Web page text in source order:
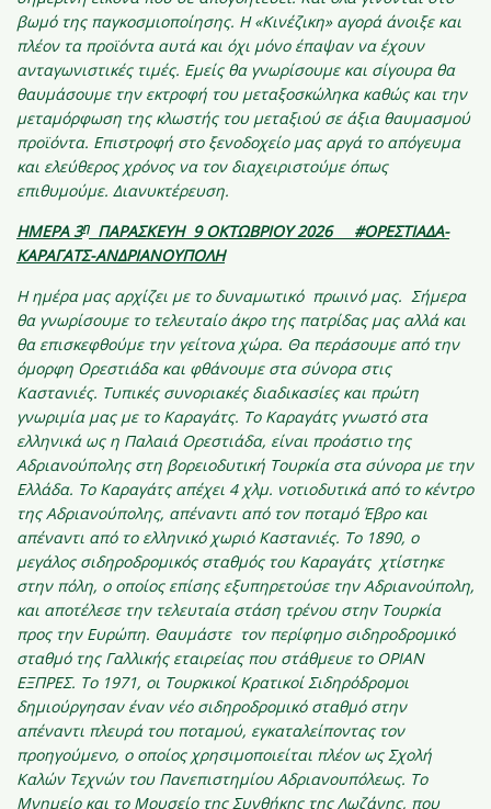
βωμό της παγκοσμιοποίησης. Η «Κινέζικη» αγορά άνοιξε και
πλέον τα προϊόντα αυτά και όχι μόνο έπαψαν να έχουν
ανταγωνιστικές τιμές. Εμείς θα γνωρίσουμε και σίγουρα θα
θαυμάσουμε την εκτροφή του μεταξοσκώληκα καθώς και την
μεταμόρφωση της κλωστής του μεταξιού σε άξια θαυμασμού
προϊόντα. Επιστροφή στο ξενοδοχείο μας αργά το απόγευμα
και ελεύθερος χρόνος να τον διαχειριστούμε όπως
επιθυμούμε. Διανυκτέρευση.
ΗΜΕΡΑ 3ηΠΑΡΑΣΚΕΥΗ 9 ΟΚΤΩΒΡΙΟΥ 2026 #ΟΡΕΣΤΙΑΔΑ-
ΚΑΡΑΓΑΤΣ-ΑΝΔΡΙΑΝΟΥΠΟΛΗ
Η ημέρα μας αρχίζει με το δυναμωτικό πρωινό μας. Σήμερα
θα γνωρίσουμε το τελευταίο άκρο της πατρίδας μας αλλά και
θα επισκεφθούμε την γείτονα χώρα. Θα περάσουμε από την
όμορφη Ορεστιάδα και φθάνουμε στα σύνορα στις
Καστανιές. Τυπικές συνοριακές διαδικασίες και πρώτη
γνωριμία μας με το Καραγάτς. Το Καραγάτς γνωστό στα
ελληνικά ως η Παλαιά Ορεστιάδα, είναι προάστιο της
Αδριανούπολης στη βορειοδυτική Τουρκία στα σύνορα με την
Ελλάδα. Το Καραγάτς απέχει 4 χλμ. νοτιοδυτικά από το κέντρο
της Αδριανούπολης, απέναντι από τον ποταμό Έβρο και
απέναντι από το ελληνικό χωριό Καστανιές. Το 1890, ο
μεγάλος σιδηροδρομικός σταθμός του Καραγάτς χτίστηκε
στην πόλη, ο οποίος επίσης εξυπηρετούσε την Αδριανούπολη,
και αποτέλεσε την τελευταία στάση τρένου στην Τουρκία
προς την Ευρώπη. Θαυμάστε τον περίφημο σιδηροδρομικό
σταθμό της Γαλλικής εταιρείας που στάθμευε το ΟΡΙΑΝ
ΕΞΠΡΕΣ. Το 1971, οι Τουρκικοί Κρατικοί Σιδηρόδρομοι
δημιούργησαν έναν νέο σιδηροδρομικό σταθμό στην
απέναντι πλευρά του ποταμού, εγκαταλείποντας τον
προηγούμενο, ο οποίος χρησιμοποιείται πλέον ως Σχολή
Καλών Τεχνών του Πανεπιστημίου Αδριανουπόλεως. Το
Μνημείο και το Μουσείο της Συνθήκης της Λωζάνης, που